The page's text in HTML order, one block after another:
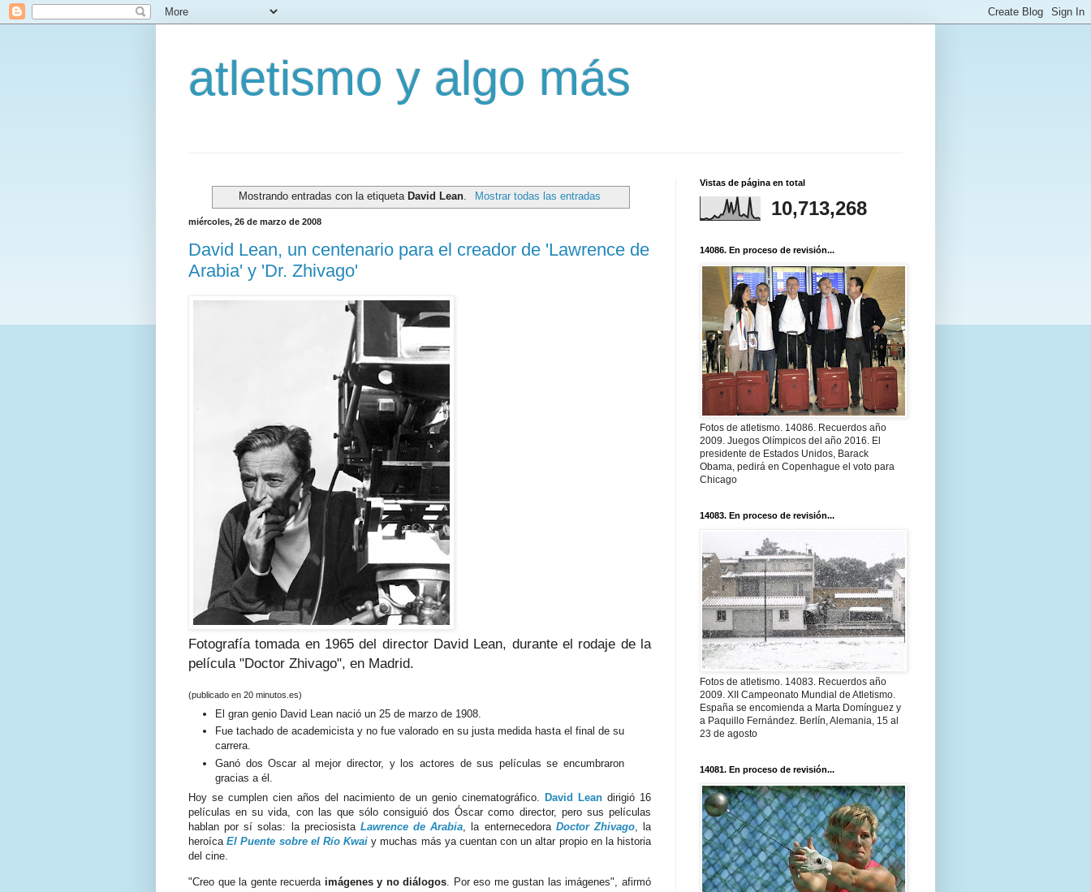
atletismo y algo más
Mostrando entradas con la etiqueta David Lean Mostrar todas las entradas
miércoles, 26 de marzo de 2008
David Lean, un centenario para el creador de 'Lawrence de
Arabia' y 'Dr. Zhivago'
Fotografía tomada en 1965 del director David Lean, durante el rodaje de la
película "Doctor Zhivago", en Madrid.
(publicado en 20 minutos.es)
El gran genio David Lean nació un 25 de marzo de 1908.
Fue tachado de academicista y no fue valorado en su justa medida hasta el final de su
carrera.
Ganó dos Oscar al mejor director, y los actores de sus películas se encumbraron
gracias a él.
Hoy se cumplen cien años del nacimiento de un genio cinematográfico. David Lean dirigió 16
películas en su vida, con las que sólo consiguió dos Óscar como director, pero sus películas
hablan por sí solas: la preciosista Lawrence de Arabia, la enternecedora Doctor Zhivago, la
heroícaEl Puente sobre el Río Kwai y muchas más ya cuentan con un altar propio en la historia
del cine.
"Creo que la gente recuerda imágenes y no diálogos . Por eso me gustan las imágenes", afirmó
Vistas de página en total
10,713,268
14086. En proceso de revisión...
Fotos de atletismo. 14086. Recuerdos año
2009. Juegos Olímpicos del año 2016. El
presidente de Estados Unidos, Barack
Obama, pedirá en Copenhague el voto para
Chicago
14083. En proceso de revisión...
Fotos de atletismo. 14083. Recuerdos año
2009. XII Campeonato Mundial de Atletismo.
España se encomienda a Marta Domínguez y
a Paquillo Fernández. Berlín, Alemania, 15 al
23 de agosto
14081. En proceso de revisión...